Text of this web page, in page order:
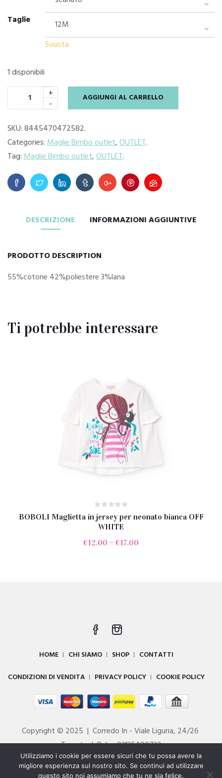
Taglie
Svuota
1 disponibili
+
-
AGGIUNGI AL CARRELLO
SKU:8445470472582.
Categories:Maglie Bimbo outlet,OUTLET.
Tag:Maglie Bimbo outlet,OUTLET.
DESCRIZIONE INFORMAZIONI AGGIUNTIVE
PRODOTTO DESCRIPTION
55%cotone 42%poliestere 3%lana
Ti potrebbe interessare
BOBOLI Maglietta in jersey per neonato bianca OFF
WHITE
€12.00 – €17.00
HOME CHI SIAMO SHOP
CONTATTI
CONDIZIONI DI VENDITA
PRIVACY POLICY COOKIE POLICY
Copyright © 2025 | Corredo In - Viale Liguria, 24/26
Taranto | P. Iva 03135490732
Powered byDIGITALL
Utilizziamo i cookie per essere sicuri che tu possa avere la
migliore esperienza sul nostro sito. Se continui ad utilizzare
questo sito noi assumiamo che tu ne sia felice.